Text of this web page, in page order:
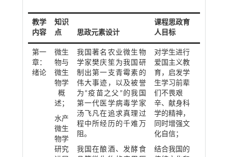
教学
内容
知识
点
思政元素设计
课程思政育
人目标
第一
章：
绪论
微生
物与
微生
物学
概
述；
水产
微生
物学
研究
我国著名农业微生物
学家樊庆笙为我国研
制出第一支青霉素的
伟大事迹，以及被誉
为“疫苗之父”的我国
第一代医学病毒学家
汤飞凡在追求真理过
程中所经历的千难万
阻。
我国在酿酒、发酵食
对学生进行
爱国主义教
育，启发学
生学习前辈
们不畏艰
辛、献身科
学的精神，
同时增强文
化自信；
结合我国的